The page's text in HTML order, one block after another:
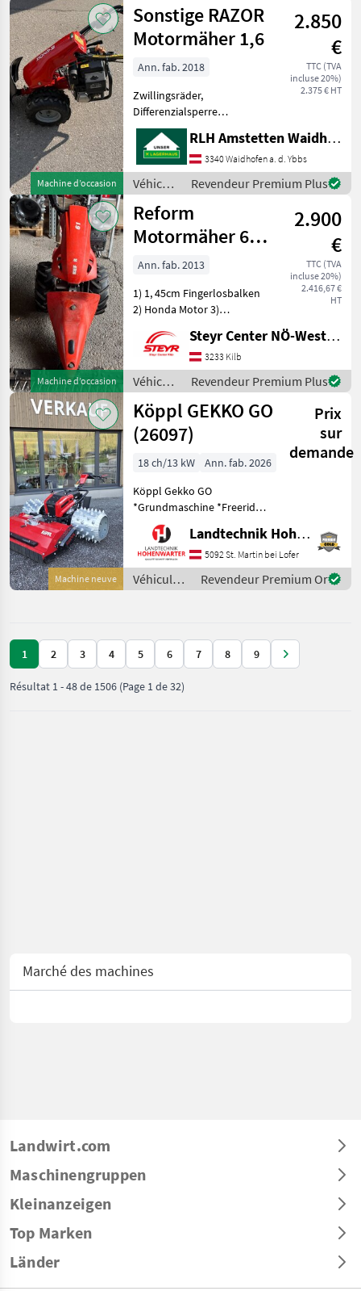
à
moteur /
Reform
Machine d’occasion
Sonstige RAZOR
Motormäher 1,6
2.850
€
TTC (TVA
incluse 20%)
2.375 € HT
Ann. fab. 2018
Zwillingsräder,
Differenzialsperre
Lenkholm Verstellung
Freischnittbalken 1, 6m 3
Gänge Bj.2018 Véhicules
agricoles à moteur
Motoculteurs
RLH Amstetten Waidhofen/Ybbs
3340 Waidhofen a. d. Ybbs
Véhicules
agricoles
à
moteur /
Sonstige
Revendeur Premium Plus
Machine d’occasion
Reform
Motormäher 617
D
2.900
€
TTC (TVA
incluse 20%)
2.416,67 €
HT
Ann. fab. 2013
1) 1, 45cm Fingerlosbalken
2) Honda Motor 3)
Ersatzmesser Véhicules
agricoles à moteur
Motoculteurs
Steyr Center NÖ-West - Standort Kilb
3233 Kilb
Véhicules
agricoles
à
moteur /
Reform
Revendeur Premium Plus
Machine neuve
Köppl GEKKO GO
(26097)
Prix
sur
demande
18 ch/13 kW
Ann. fab. 2026
Köppl Gekko GO
*Grundmaschine *Freeride-
Trittbrett *2 Scheinwerfer
*Bereifung und
Anbaugeräte auf Anfrage
Nachstehend finden Sie
ähnliche Suchbegriffe und
Landtechnik Hohenwarter GmbH
5092 St. Martin bei Lofer
Véhicules
agricoles
Revendeur Premium Or
1 2 3 4 5 6 7 8 9
Résultat 1-48de 1506 (Page 1 de 32)
Marché des machines
Landwirt.com
Maschinengruppen
Kleinanzeigen
Top Marken
Länder